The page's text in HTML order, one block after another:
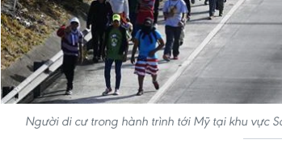
Người di cư trong hành trình tới Mỹ tại khu vực